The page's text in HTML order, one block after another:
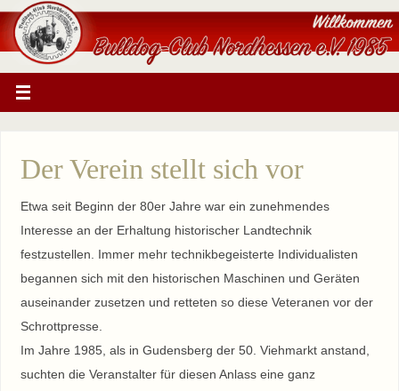
Der Verein stellt sich vor
Etwa seit Beginn der 80er Jahre war ein zunehmendes
Interesse an der Erhaltung historischer Landtechnik
festzustellen. Immer mehr technikbegeisterte Individualisten
begannen sich mit den historischen Maschinen und Geräten
auseinander zusetzen und retteten so diese Veteranen vor der
Schrottpresse.
Im Jahre 1985, als in Gudensberg der 50. Viehmarkt anstand,
suchten die Veranstalter für diesen Anlass eine ganz